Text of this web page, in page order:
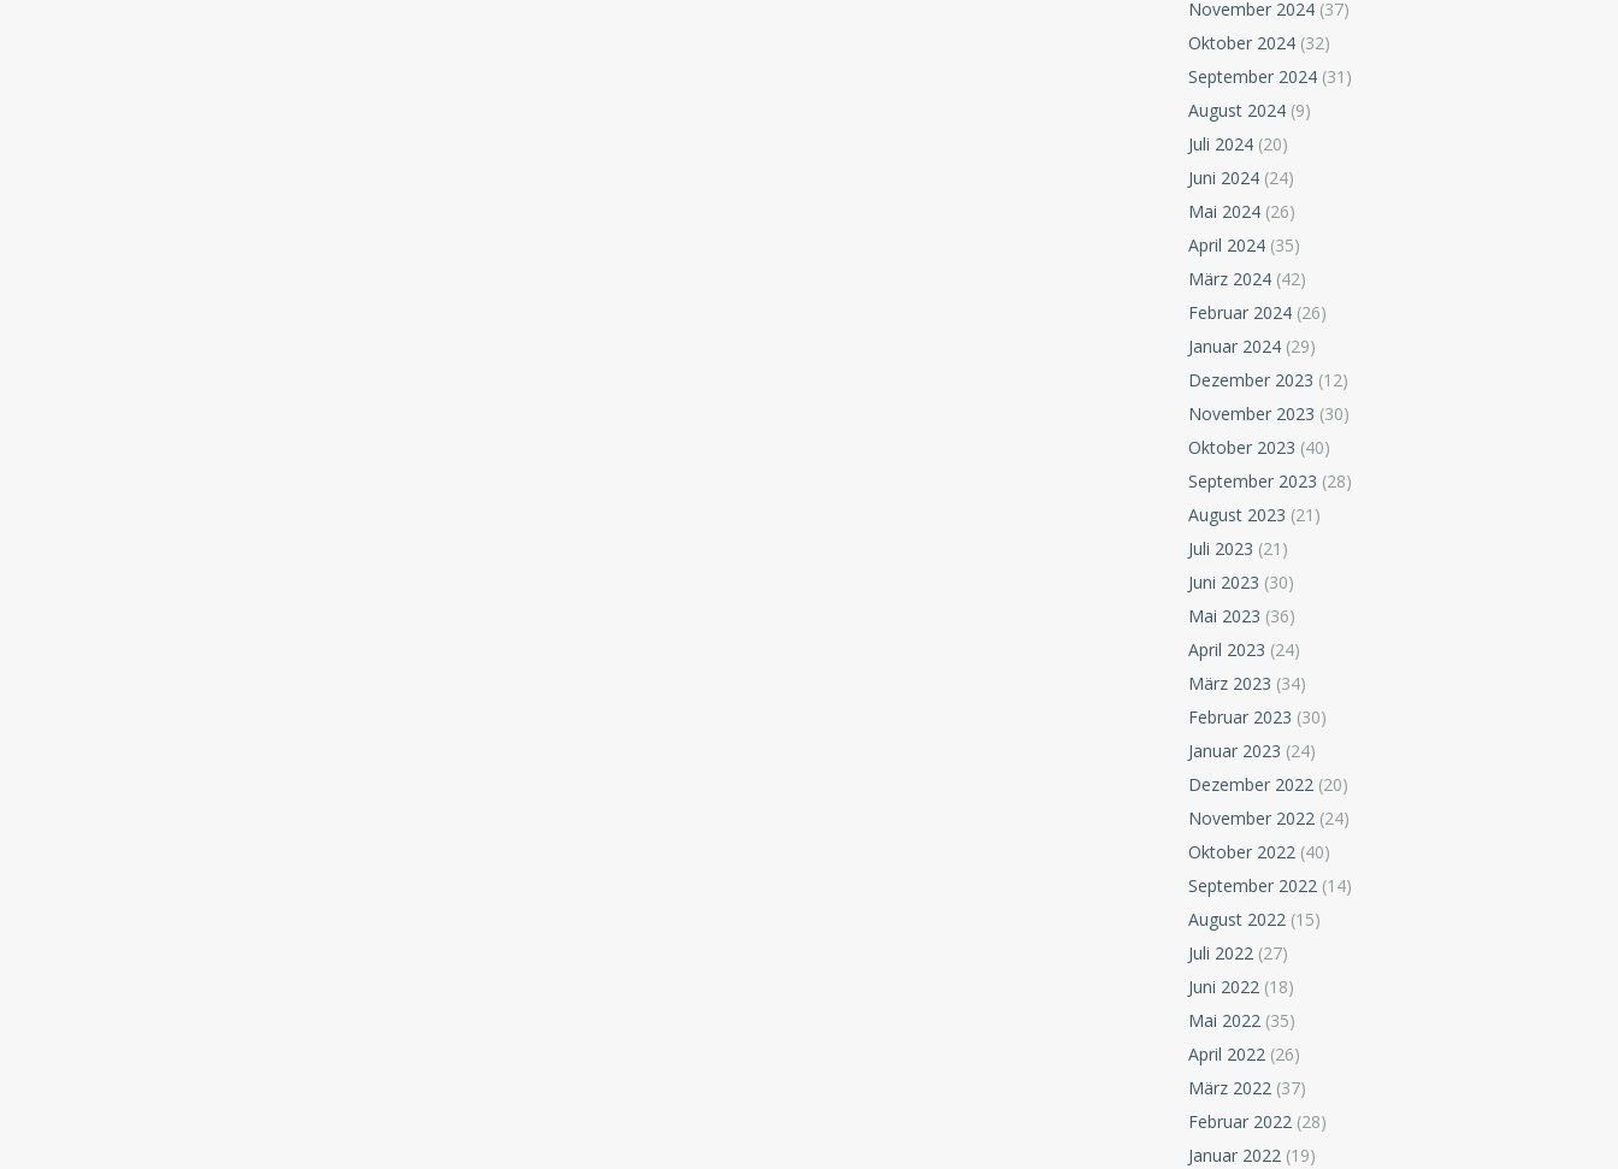
November 2024 (37)
Oktober 2024 (32)
September 2024 (31)
August 2024 (9)
Juli 2024 (20)
Juni 2024 (24)
Mai 2024 (26)
April 2024 (35)
März 2024 (42)
Februar 2024 (26)
Januar 2024 (29)
Dezember 2023 (12)
November 2023 (30)
Oktober 2023 (40)
September 2023 (28)
August 2023 (21)
Juli 2023 (21)
Juni 2023 (30)
Mai 2023 (36)
April 2023 (24)
März 2023 (34)
Februar 2023 (30)
Januar 2023 (24)
Dezember 2022 (20)
November 2022 (24)
Oktober 2022 (40)
September 2022 (14)
August 2022 (15)
Juli 2022 (27)
Juni 2022 (18)
Mai 2022 (35)
April 2022 (26)
März 2022 (37)
Februar 2022 (28)
Januar 2022 (19)